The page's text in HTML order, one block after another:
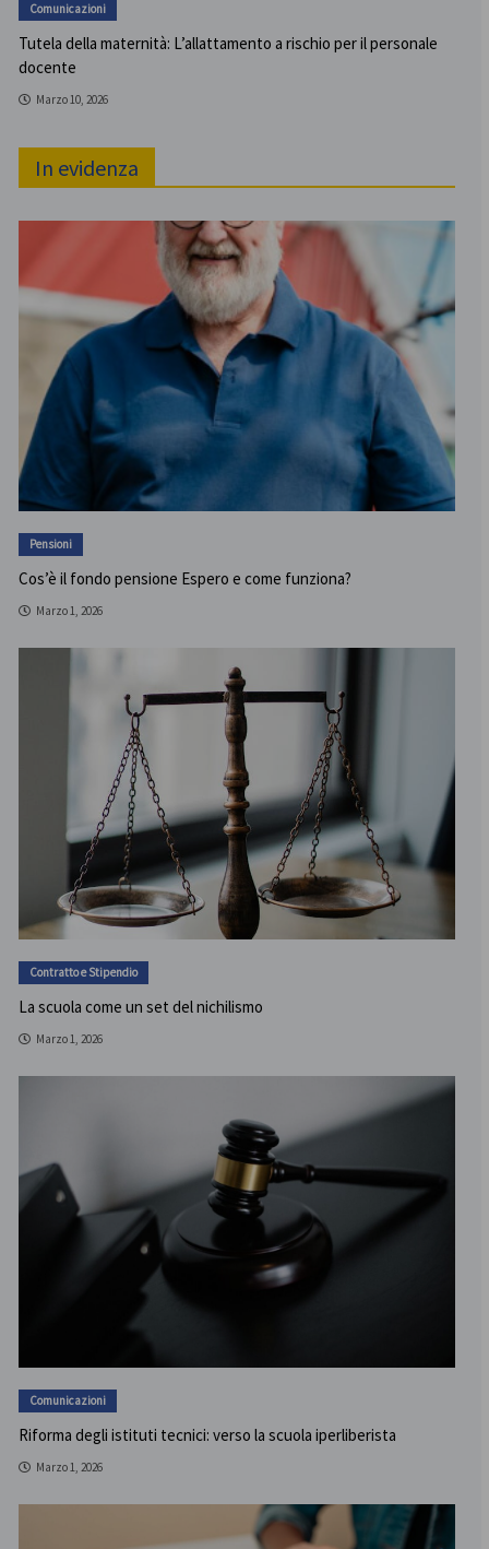
Comunicazioni
Tutela della maternità: L’allattamento a rischio per il personale
docente
Marzo 10, 2026
In evidenza
Pensioni
Cos’è il fondo pensione Espero e come funziona?
Marzo 1, 2026
Contratto e Stipendio
La scuola come un set del nichilismo
Marzo 1, 2026
Comunicazioni
Riforma degli istituti tecnici: verso la scuola iperliberista
Marzo 1, 2026